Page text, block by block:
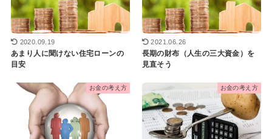
2020.09.19
あまり人に聞けない住宅ローンの
目安
2021.06.26
長期の財布（人生の三大資金）を
見直そう
お金の考え方 お金の考え方